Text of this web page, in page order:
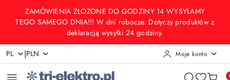
Przejdź do treści głównej
Przejdź do wyszukiwarki
Przejdź do moje konto
Przejdź do menu głównego
Przejdź do opisu produktu
Przejdź do stopki
ZAMÓWIENIA ZŁOZONE DO GODZINY 14 WYSYŁAMY
TEGO SAMEGO DNIA!!! W dni robocze. Dotyczy produktów z
deklaracją wysyłki 24 godziny.
PL |PLN Moje konto